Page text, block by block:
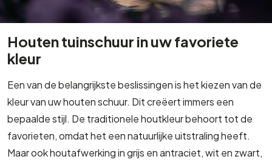
Houten tuinschuur in uw favoriete
kleur
Een van de belangrijkste beslissingen is het kiezen van de
kleur van uw houten schuur. Dit creëert immers een
bepaalde stijl. De traditionele houtkleur behoort tot de
favorieten, omdat het een natuurlijke uitstraling heeft.
Maar ook houtafwerking in grijs en antraciet, wit en zwart,